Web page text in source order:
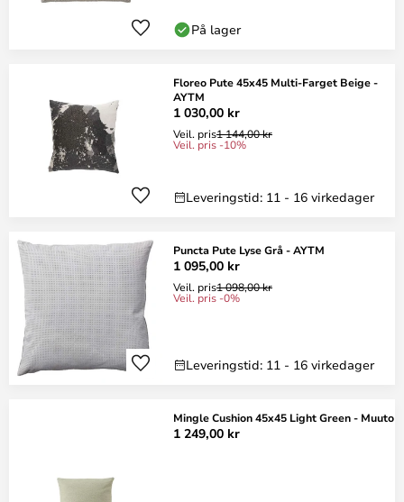
På lager
Floreo Pute 45x45 Multi-Farget Beige -
AYTM
1 030,00 kr
Veil. pris1 144,00 kr
Veil. pris -10%
Leveringstid: 11 - 16 virkedager
Puncta Pute Lyse Grå - AYTM
1 095,00 kr
Veil. pris1 098,00 kr
Veil. pris -0%
Leveringstid: 11 - 16 virkedager
Mingle Cushion 45x45 Light Green - Muuto
1 249,00 kr